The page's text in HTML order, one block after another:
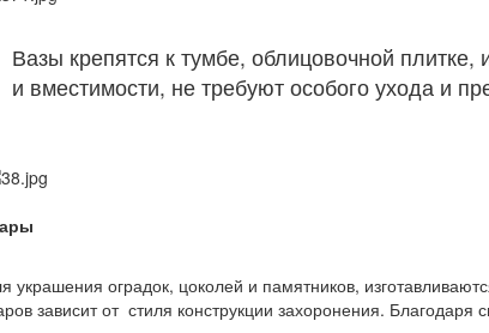
Вазы крепятся к тумбе, облицовочной
и вместимости, не требуют особого ухода и
украшения оградок, цоколей и памятников,
зависит от стиля конструкции захоронения.